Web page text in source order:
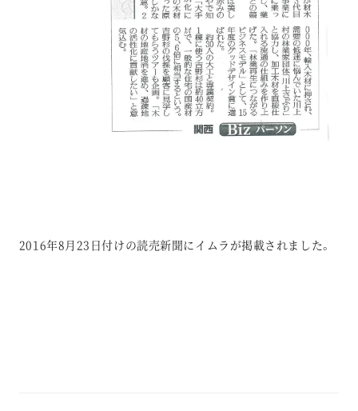
2016年8月23日付けの読売新聞にイムラが掲載されました。